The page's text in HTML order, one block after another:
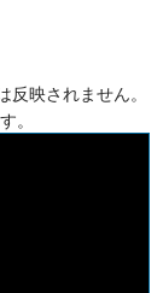
映されません。
。